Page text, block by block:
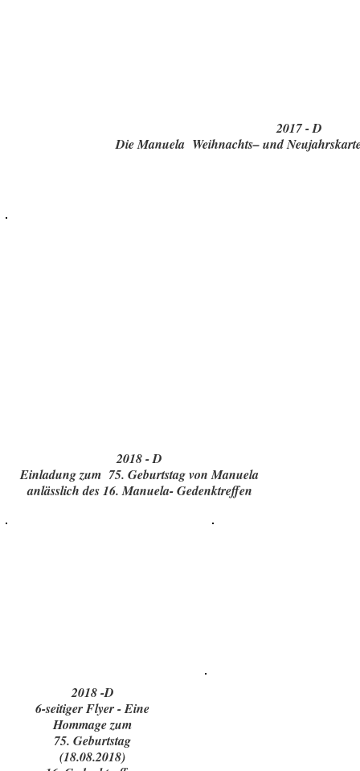
2018 - D
Einladung zum 75. Geburtstag von Manuela
anlässlich des 16. Manuela- Gedenktreffen
2018 -D
6-seitiger Flyer - Eine
Hommage zum
75. Geburtstag
(18.08.2018)
2017 - D
Die Manuela Weihnachts– und